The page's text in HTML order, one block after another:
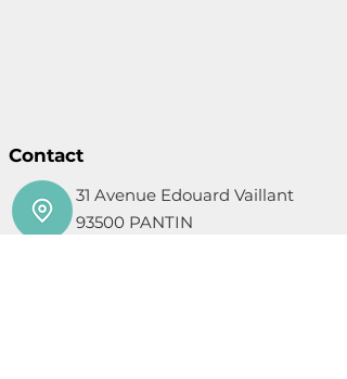
Contact
31 Avenue Edouard Vaillant
93500 PANTIN